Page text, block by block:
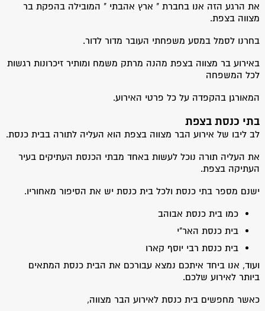
את הרגע הזה אנו בחברת " ארץ אהבתי " המובילה בהפקת בר
מצווה בצפת.
בחרנו לסמל במסע משפחתי העובר מדור לדור.
באירוע בר מצווה בצפת מהנה מרתק משמח ומותיר זיכרונות רגשות
לכל המשפחה
המאורגן בהקפדה על כל פרטי האירוע.
בתי כנסת בצפת
לב ליבו של אירוע הבר מצווה בצפת הוא העליה לתורה בבית כנסת.
את העליה תורה נוכל לעשות באחד מבתי הכנסת העתיקים בעיר
העתיקה בצפת.
ישנם מספר בתי כנסת ולכל בית כנסת יש את הסיפור מאחוריו.
כמו בית כנסת אבוהב
בית כנסת האר"י
בית כנסת רבי יוסף קארו
ועוד, אנו ביחד איתכם נמצא עבורכם את הבית כנסת המתאים
ביותר לאירוע שלכם.
כאשר מחפשים בית כנסת לאירוע הבר מצווה,